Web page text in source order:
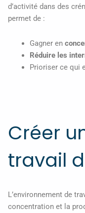
d’activité dans des
permet de :
Gagner en
Réduire les
Prioriser ce qui
Créer
travail
L’environnement de
concentration et la